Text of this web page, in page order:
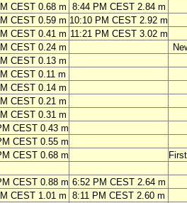
CEST 0.68 m 8:44 PM CEST 2.84 m
CEST 0.59 m 10:10 PM CEST 2.92 m
CEST 0.41 m 11:21 PM CEST 3.02 m
CEST 0.24 m
CEST 0.13 m
CEST 0.11 m
CEST 0.14 m
CEST 0.21 m
CEST 0.31 m
CEST 0.43 m
CEST 0.55 m
CEST 0.68 m
CEST 0.88 m 6:52 PM CEST 2.64 m
CEST 1.01 m 8:11 PM CEST 2.60 m